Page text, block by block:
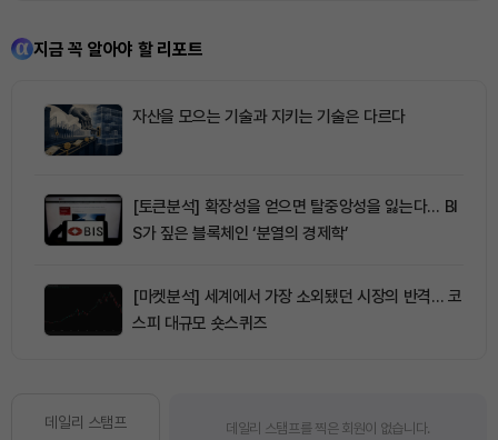
지금 꼭 알아야 할 리포트
자산을 모으는 기술과 지키는 기술은 다르다
[토큰분석] 확장성을 얻으면 탈중앙성을 잃는다… BI
S가 짚은 블록체인 ‘분열의 경제학’
[마켓분석] 세계에서 가장 소외됐던 시장의 반격… 코
스피 대규모 숏스퀴즈
데일리 스탬프
데일리 스탬프를 찍은 회원이 없습니다.